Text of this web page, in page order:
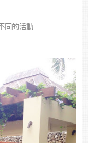
同的活動